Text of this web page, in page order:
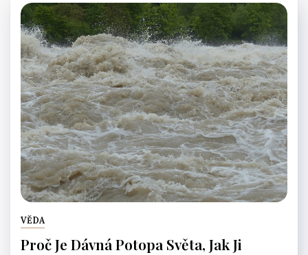
VĚDA
Proč Je Dávná Potopa Světa, Jak Ji